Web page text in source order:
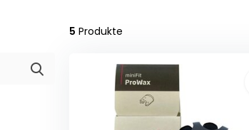
5 Produkte